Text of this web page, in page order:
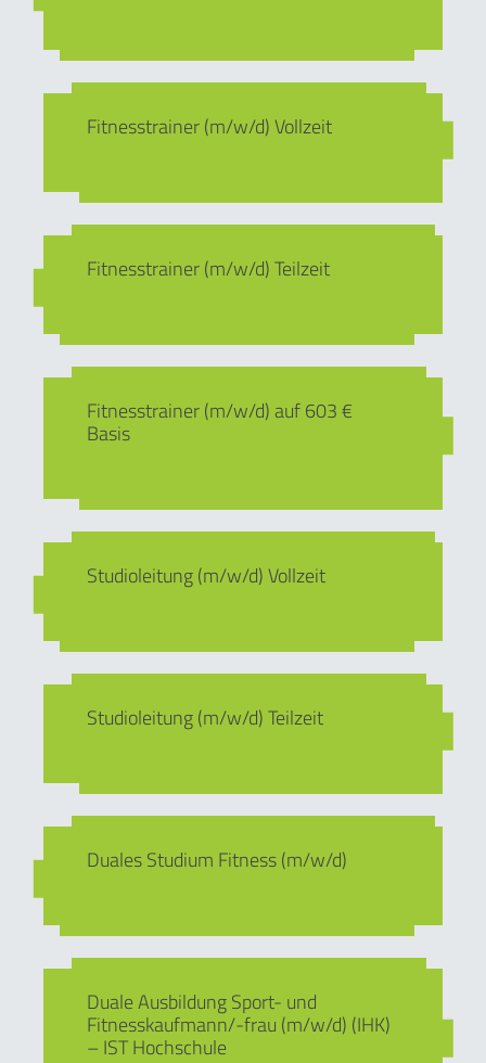
Fitnesstrainer (m/w/d) Vollzeit
Fitnesstrainer (m/w/d) Teilzeit
Fitnesstrainer (m/w/d) auf 603 €
Basis
Studioleitung (m/w/d) Vollzeit
Studioleitung (m/w/d) Teilzeit
Duales Studium Fitness (m/w/d)
Duale Ausbildung Sport- und
Fitnesskaufmann/-frau (m/w/d) (IHK)
– IST Hochschule